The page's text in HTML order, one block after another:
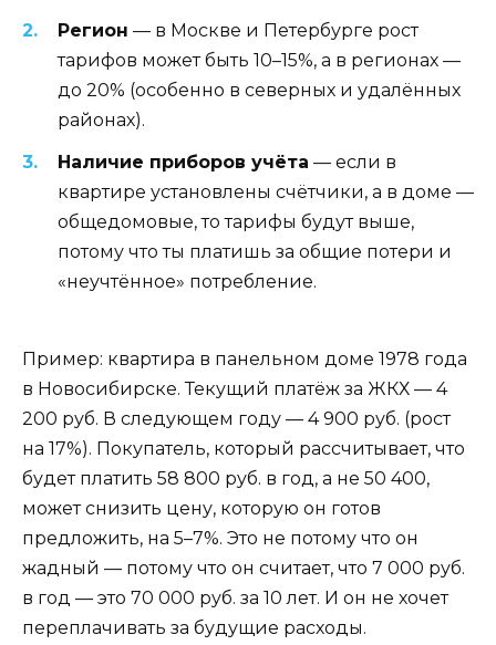
Регион — в Москве и Петербурге рост
тарифов может быть 10–15%, а в регионах —
до 20% (особенно в северных и удалённых
районах).
Наличие приборов учёта — если в
квартире установлены счётчики, а в доме —
общедомовые, то тарифы будут выше,
потому что ты платишь за общие потери и
«неучтённое» потребление.
Пример: квартира в панельном доме 1978 года
в Новосибирске. Текущий платёж за ЖКХ — 4
200 руб. В следующем году — 4 900 руб. (рост
на 17%). Покупатель, который рассчитывает, что
будет платить 58 800 руб. в год, а не 50 400,
может снизить цену, которую он готов
предложить, на 5–7%. Это не потому что он
жадный — потому что он считает, что 7 000 руб.
в год — это 70 000 руб. за 10 лет. И он не хочет
переплачивать за будущие расходы.